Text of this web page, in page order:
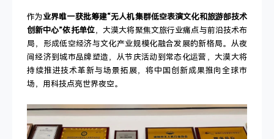
作为 业界唯一获批筹建“无人机集群低空表演文化和旅游部技术
创新中心”依托单位，大漠大将聚焦文旅行业痛点与前沿技术布
局，形成低空经济与文化产业规模化融合发展的新格局。从夜
间经济到城市品牌塑造，从节庆活动到常态化运营，大漠大将
持续推进技术革新与场景拓展，将中国创新成果推向全球市
场，用科技点亮世界夜空。